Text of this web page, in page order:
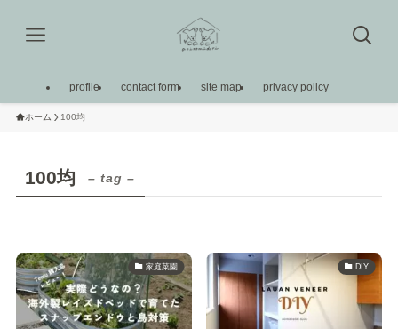
profile contact form site map privacy policy
ホーム 100均
100均 – tag –
家庭菜園 DIY